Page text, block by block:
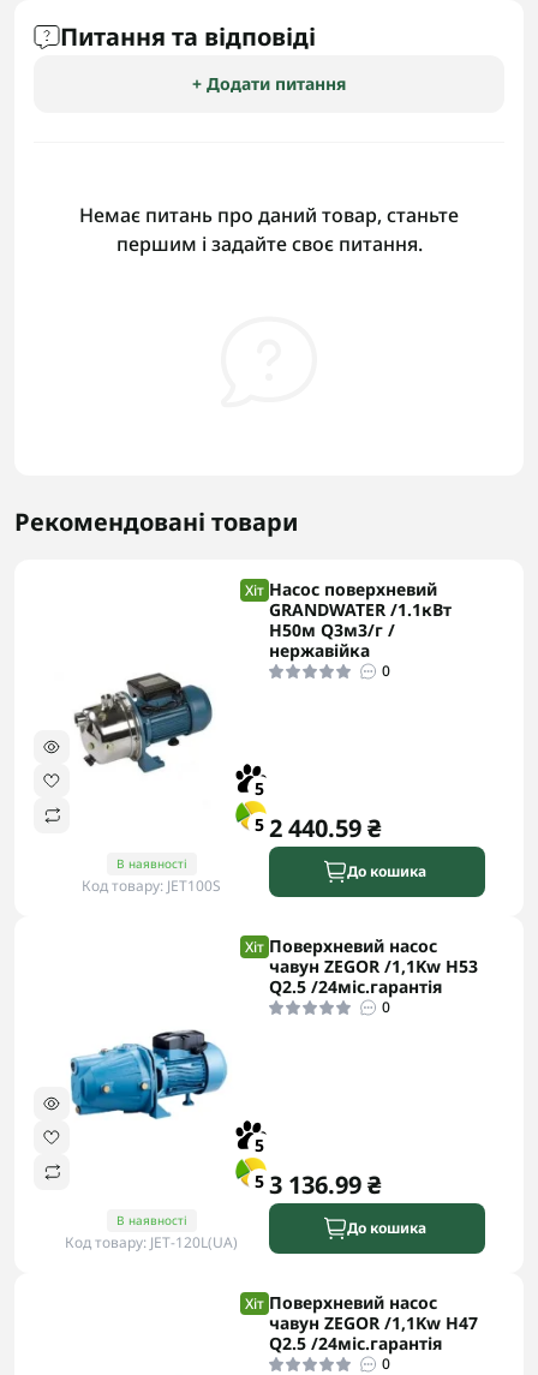
Питання та відповіді
+ Додати питання
Немає питань про даний товар, станьте
першим і задайте своє питання.
Рекомендовані товари
Хіт
5
5
В наявності
Код товару: JET100S
Насос поверхневий
GRANDWATER /1.1кВт
H50м Q3м3/г /
нержавійка
0
2 440.59 ₴
До кошика
Хіт
5
5
В наявності
Код товару: JET-120L(UA)
Поверхневий насос
чавун ZEGOR /1,1Kw H53
Q2.5 /24міс.гарантія
0
3 136.99 ₴
До кошика
Хіт Поверхневий насос
чавун ZEGOR /1,1Kw H47
Q2.5 /24міс.гарантія
0